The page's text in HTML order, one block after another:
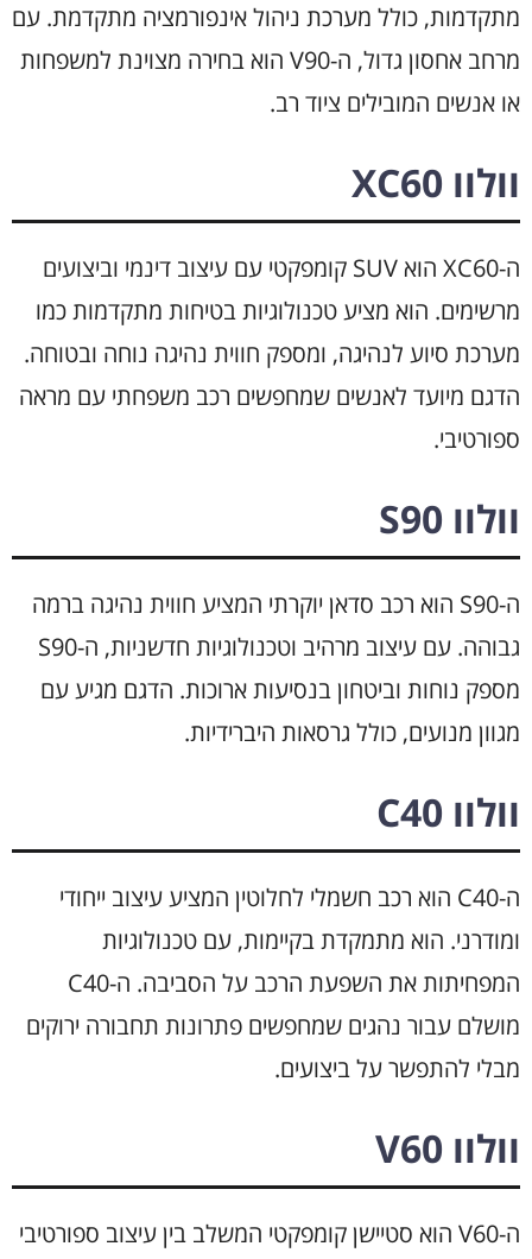
מתקדמות, כולל מערכת ניהול אינפורמציה מתקדמת. עם
מרחב אחסון גדול, ה-V90 הוא בחירה מצוינת למשפחות
או אנשים המובילים ציוד רב.
וולוו XC60
ה-XC60 הוא SUV קומפקטי עם עיצוב דינמי וביצועים
מרשימים. הוא מציע טכנולוגיות בטיחות מתקדמות כמו
מערכת סיוע לנהיגה, ומספק חווית נהיגה נוחה ובטוחה.
הדגם מיועד לאנשים שמחפשים רכב משפחתי עם מראה
ספורטיבי.
וולוו S90
ה-S90 הוא רכב סדאן יוקרתי המציע חווית נהיגה ברמה
גבוהה. עם עיצוב מרהיב וטכנולוגיות חדשניות, ה-S90
מספק נוחות וביטחון בנסיעות ארוכות. הדגם מגיע עם
מגוון מנועים, כולל גרסאות היברידיות.
וולוו C40
ה-C40 הוא רכב חשמלי לחלוטין המציע עיצוב ייחודי
ומודרני. הוא מתמקדת בקיימות, עם טכנולוגיות
המפחיתות את השפעת הרכב על הסביבה. ה-C40
מושלם עבור נהגים שמחפשים פתרונות תחבורה ירוקים
מבלי להתפשר על ביצועים.
וולוו V60
ה-V60 הוא סטיישן קומפקטי המשלב בין עיצוב ספורטיבי